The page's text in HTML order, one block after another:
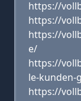
https://
https://
https://
e/
https://
le-kunden-
https://